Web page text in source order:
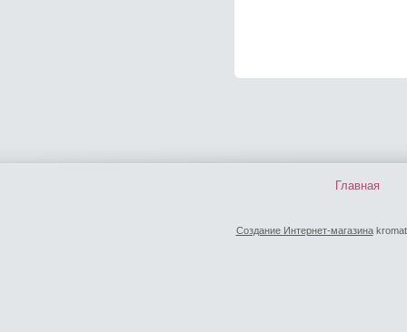
Главная
Создание Интернет-магазина